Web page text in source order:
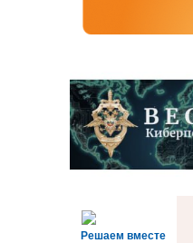
Решаем вместе